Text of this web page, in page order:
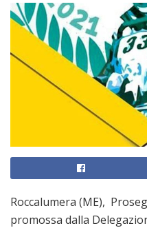
Roccalumera (ME),
promossa dalla